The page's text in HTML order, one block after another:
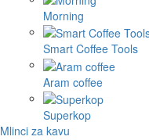
Morning
Smart Coffee Tools
Aram coffee
Superkop
Mlinci za kavu